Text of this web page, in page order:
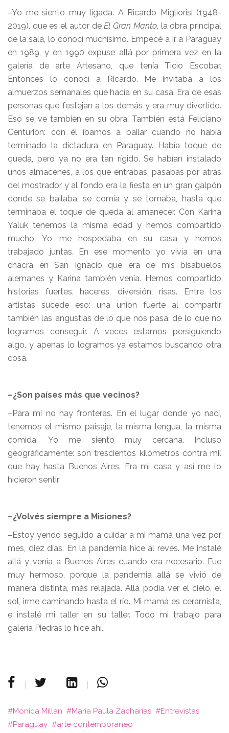
–Yo me siento muy ligada. A Ricardo Migliorisi (1948-
2019), que es el autor deEl Gran Manto, la obra principal
de la sala, lo conocí muchísimo. Empecé a ir a Paraguay
en 1989, y en 1990 expuse allá por primera vez en la
galería de arte Artesano, que tenía Ticio Escobar.
Entonces lo conocí a Ricardo. Me invitaba a los
almuerzos semanales que hacía en su casa. Era de esas
personas que festejan a los demás y era muy divertido.
Eso se ve también en su obra. También está Feliciano
Centurión: con él íbamos a bailar cuando no había
terminado la dictadura en Paraguay. Había toque de
queda, pero ya no era tan rígido. Se habían instalado
unos almacenes, a los que entrabas, pasabas por atrás
del mostrador y al fondo era la fiesta en un gran galpón
donde se bailaba, se comía y se tomaba, hasta que
terminaba el toque de queda al amanecer. Con Karina
Yaluk tenemos la misma edad y hemos compartido
mucho. Yo me hospedaba en su casa y hemos
trabajado juntas. En ese momento yo vivía en una
chacra en San Ignacio que era de mis bisabuelos
alemanes y Karina también venía. Hemos compartido
historias fuertes, haceres, diversión, risas. Entre los
artistas sucede eso: una unión fuerte al compartir
también las angustias de lo que nos pasa, de lo que no
logramos conseguir. A veces estamos persiguiendo
algo, y apenas lo logramos ya estamos buscando otra
cosa.
–¿Son países más que vecinos?
–Para mí no hay fronteras. En el lugar donde yo nací,
tenemos el mismo paisaje, la misma lengua, la misma
comida. Yo me siento muy cercana. Incluso
geográficamente: son trescientos kilómetros contra mil
que hay hasta Buenos Aires. Era mi casa y así me lo
hicieron sentir.
–¿Volvés siempre a Misiones?
–Estoy yendo seguido a cuidar a mi mamá una vez por
mes, diez días. En la pandemia hice al revés. Me instalé
allá y venía a Buenos Aires cuando era necesario. Fue
muy hermoso, porque la pandemia allá se vivió de
manera distinta, más relajada. Allá podía ver el cielo, el
sol, irme caminando hasta el río. Mi mamá es ceramista,
e instalé mi taller en su taller. Todo mi trabajo para
galería Piedras lo hice ahí.
Monica Millan Maria Paula Zacharias
Entrevistas
Paraguay
arte contemporaneo